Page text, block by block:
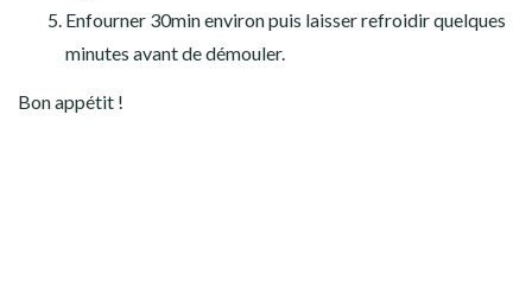
Enfourner 30min environ puis laisser refroidir quelques
minutes avant de démouler.
Bon appétit !